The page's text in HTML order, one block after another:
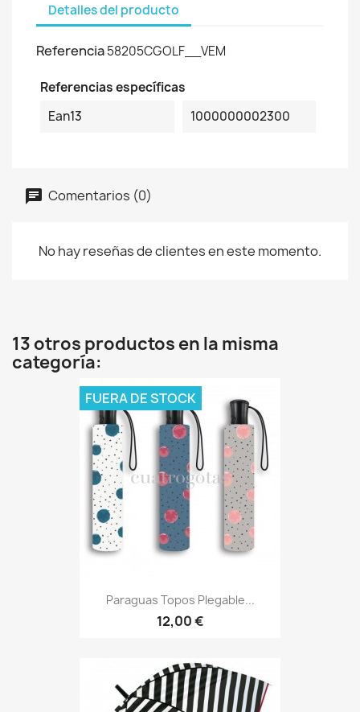
Detalles del producto
Referencia58205CGOLF__VEM
Referencias específicas
Ean13
1000000002300
Comentarios (0)
No hay reseñas de clientes en este momento.
13 otros productos en la misma
categoría:
Paraguas Topos Plegable...
12,00 €
FUERA DE STOCK